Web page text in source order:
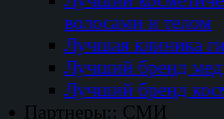
волосами и телом
Лучшая клиника
Лучший бренд
Лучший бренд
Партнеры:: СМИ